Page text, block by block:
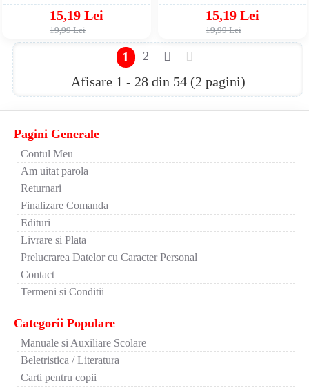
15,19 Lei
19,99 Lei
15,19 Lei
19,99 Lei
1 2
Afisare 1 - 28 din 54 (2 pagini)
Pagini Generale
Contul Meu
Am uitat parola
Returnari
Finalizare Comanda
Edituri
Livrare si Plata
Prelucrarea Datelor cu Caracter Personal
Contact
Termeni si Conditii
Categorii Populare
Manuale si Auxiliare Scolare
Beletristica / Literatura
Carti pentru copii